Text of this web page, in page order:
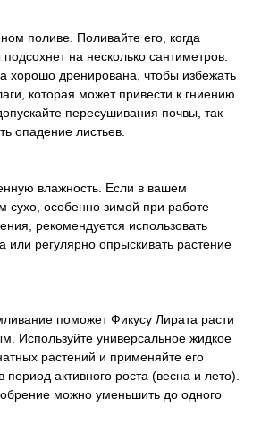
поливе. Поливайте его, когда
на несколько сантиметров.
хорошо дренирована, чтобы избежать
которая может привести к гниению
пересушивания почвы, так
опадение листьев.
влажность. Если в вашем
особенно зимой при работе
рекомендуется использовать
или регулярно опрыскивать растение
поможет Фикусу Лирата расти
Используйте универсальное жидкое
растений и применяйте его
активного роста (весна и лето).
можно уменьшить до одного